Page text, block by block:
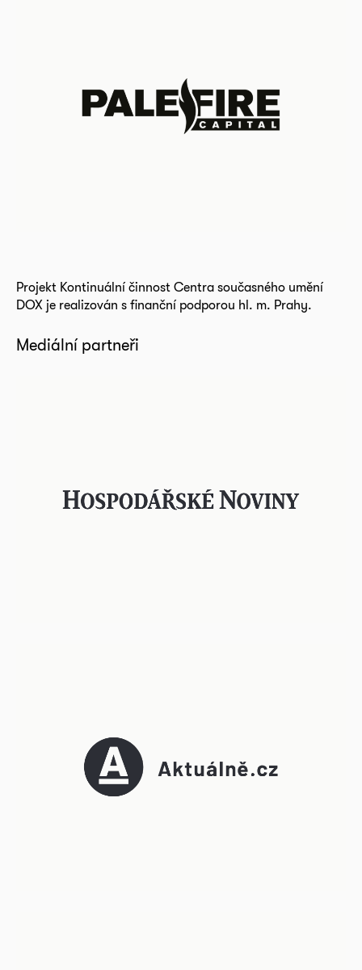
Projekt Kontinuální činnost Centra současného umění
DOX je realizován s finanční podporou hl. m. Prahy.
Mediální partneři